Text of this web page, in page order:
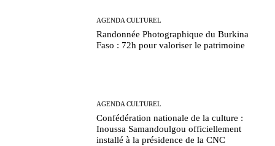
AGENDA CULTUREL
Randonnée Photographique du Burkina
Faso : 72h pour valoriser le patrimoine
AGENDA CULTUREL
Confédération nationale de la culture :
Inoussa Samandoulgou officiellement
installé à la présidence de la CNC